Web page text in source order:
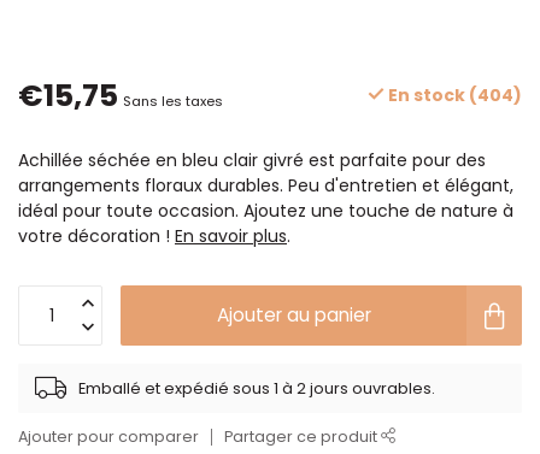
€15,75 Sans les taxes En stock (404)
Achillée séchée en bleu clair givré est parfaite pour des
arrangements floraux durables. Peu d'entretien et élégant,
idéal pour toute occasion. Ajoutez une touche de nature à
votre décoration ! En savoir plus.
Ajouter au panier
Emballé et expédié sous 1 à 2 jours ouvrables.
Ajouter pour comparer Partager ce produit